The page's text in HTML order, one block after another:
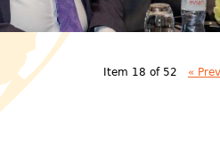
Item 18 of 52 «